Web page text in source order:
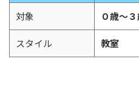
対象 ０歳〜
スタイル 教室